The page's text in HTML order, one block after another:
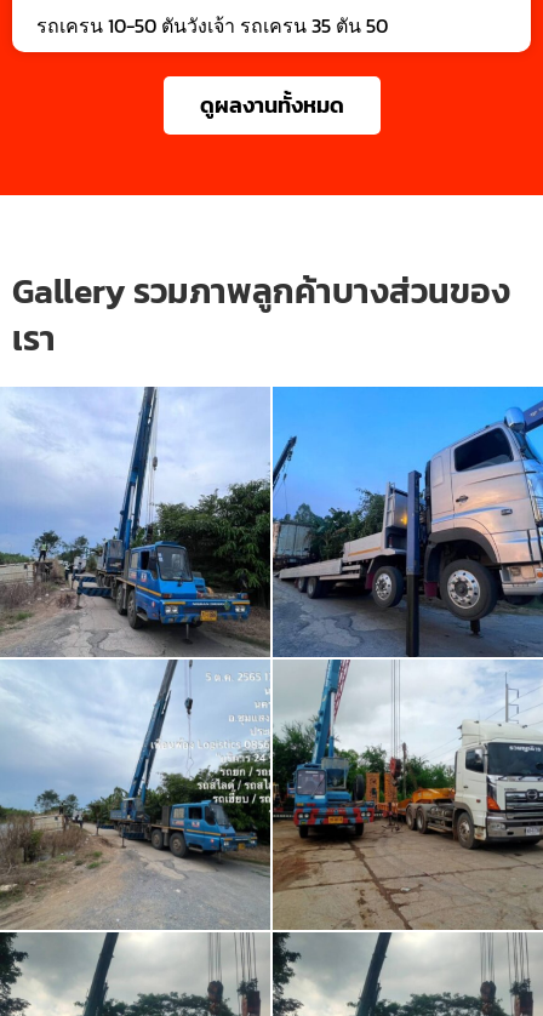
รถเครน 10-50 ตันวังเจ้า รถเครน 35 ตัน 50
ดูผลงานทั้งหมด
Gallery รวมภาพลูกค้าบางส่วนของ
เรา